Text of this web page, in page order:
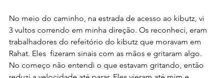
No meio do caminho, na estrada de acesso ao kibutz, vi
3 vultos correndo em minha direção. Os reconheci, eram
trabalhadores do refeitório do kibutz que moravam em
Rahat. Eles  fizeram sinais com as mãos e gritaram algo.
No começo não entendi o que estavam gritando, então